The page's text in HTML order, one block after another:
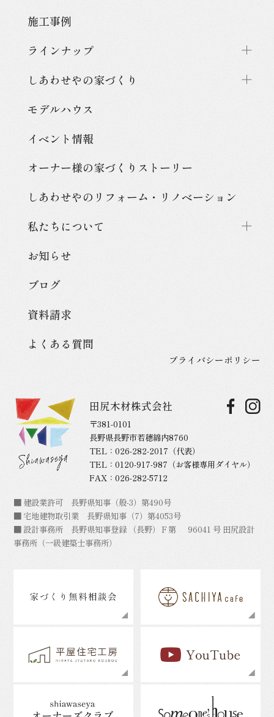
田尻木材株式会社
〒381-0101
長野県長野市若穂綿内8760
TEL： 026-282-2017 （代表）
TEL： 0120-917-987 （お客様専用ダイヤル）
FAX：026-282-5712
■ 建設業許可 長野県知事（般-3）第490号
■ 宅地建物取引業 長野県知事（7）第4053号
■ 設計事務所 長野県知事登録 （長野）Ｆ第 96041 号 田尻設計
事務所（一級建築士事務所）
施工事例
ラインナップ
しあわせやの家づくり
モデルハウス
イベント情報
オーナー様の家づくり ストーリー
しあわせやのリフォーム・ リノベーション
私たちについて
お知らせ
ブログ
資料請求
よくある質問
プライバシーポリシー